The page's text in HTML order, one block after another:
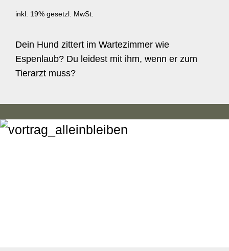
inkl. 19% gesetzl. MwSt.
Dein Hund zittert im Wartezimmer wie
Espenlaub? Du leidest mit ihm, wenn er zum
Tierarzt muss?